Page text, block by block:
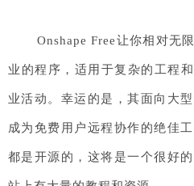
Onshape Free让你相对无
业的程序，适用于复杂的工程
业活动。幸运的是，其面向大
成为免费用户远程协作的绝佳
都是开源的，这将是一个很好